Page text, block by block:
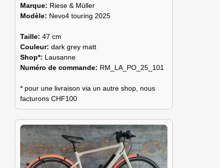
Marque: Riese & Müller
Modèle: Nevo4 touring 2025
Taille: 47 cm
Couleur: dark grey matt
Shop*: Lausanne
Numéro de commande: RM_LA_PO_25_101
* pour une livraison via un autre shop, nous
facturons CHF100